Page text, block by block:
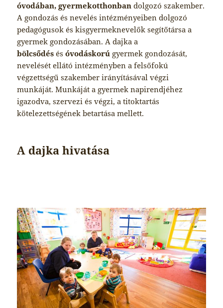
óvodában, gyermekotthonban dolgozó szakember.
A gondozás és nevelés intézményeiben dolgozó
pedagógusok és kisgyermeknevelők segítőtársa a
gyermek gondozásában. A dajka a
bölcsődés ésóvodáskorú gyermek gondozását,
nevelését ellátó intézményben a felsőfokú
végzettségű szakember irányításával végzi
munkáját. Munkáját a gyermek napirendjéhez
igazodva, szervezi és végzi, a titoktartás
kötelezettségének betartása mellett.
A dajka hivatása